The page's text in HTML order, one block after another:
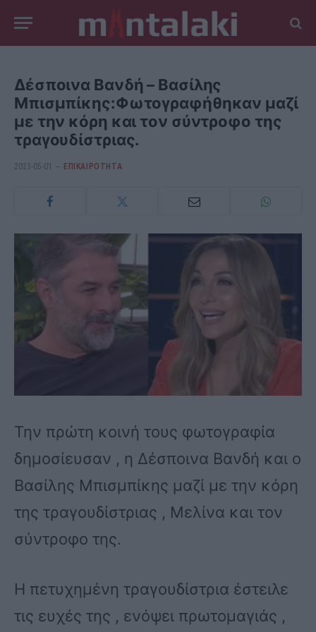
Δέσποινα Βανδή – Βασίλης
Μπισμπίκης:Φωτογραφήθηκαν μαζί
με την κόρη και τον σύντροφο της
τραγουδίστριας.
2023-05-01 ΕΠΙΚΑΙΡΟΤΗΤΑ
Την πρώτη κοινή τους φωτογραφία
δημοσίευσαν , η Δέσποινα Βανδή και ο
Βασίλης Μπισμπίκης μαζί με την κόρη
της τραγουδίστριας , Μελίνα και τον
σύντροφο της.
Η πετυχημένη τραγουδίστρια έστειλε
τις ευχές της , ενόψει πρωτομαγιάς ,